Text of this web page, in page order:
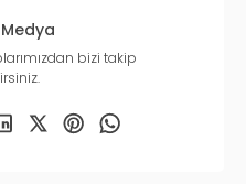
bizi takip